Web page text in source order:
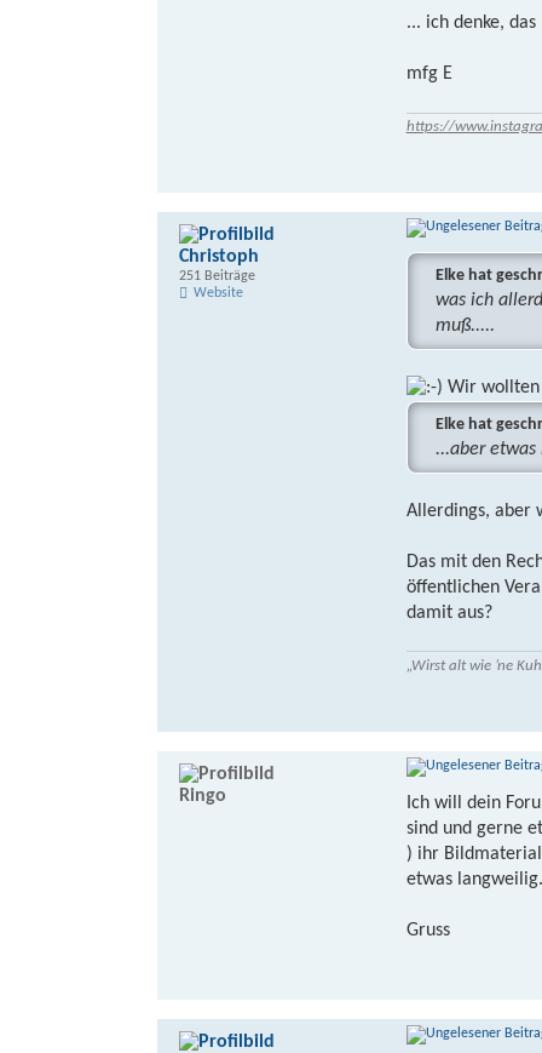
... ich denke,
mfg E
https://
Elke hat
was ich
muß.....
Wir wollten
Elke hat
...aber
Allerdings, aber
Das mit den
öffentlichen
damit aus?
„Wirst alt wie ’ne
Christoph
251 Beiträge
Website
Ich will dein
sind und gerne
) ihr
etwas langweilig.
Gruss
Ringo